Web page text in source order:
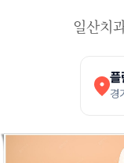
일산치
플
경